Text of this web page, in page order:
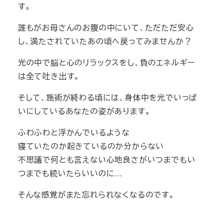
す。
誰もがお母さんのお腹の中にいて、ただただ安心
し、満たされていたあの頃へ戻ってみませんか？
光の中で脳と心のリラックスをし、負のエネルギー
は全て吐き出す。
そして、施術が終わる頃には、身体中を光でいっぱ
いにしているあなたの姿があります。
ふわふわと浮かんでいるような
寝ていたのか起きているのか分からない
不思議で何とも言えない心地良さがいつまでもい
つまでも続いたらいいのに…
そんな感覚がまた忘れられなくなるのです。